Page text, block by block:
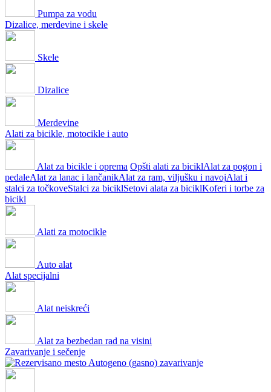
Pumpa za vodu
Dizalice, merdevine i skele
Skele
Dizalice
Merdevine
Alati za bicikle, motocikle i auto
Alat za bicikle i oprema Opšti alati za biciklAlat za pogon i
pedaleAlat za lanac i lančanikAlat za ram, viljušku i navojAlat i
stalci za točkoveStalci za biciklSetovi alata za biciklKoferi i torbe za
bicikl
Alati za motocikle
Auto alat
Alat specijalni
Alat neiskreći
Alat za bezbedan rad na visini
Zavarivanje i sečenje
Autogeno (gasno) zavarivanje